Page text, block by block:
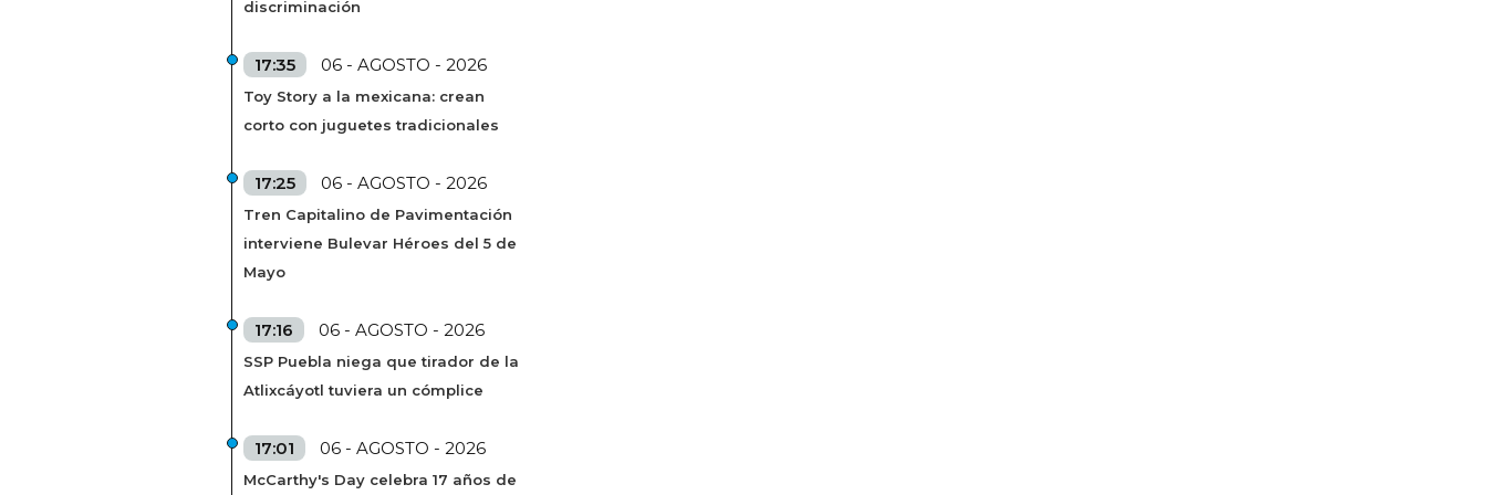
discriminación
17:35 06 - AGOSTO - 2026
Toy Story a la mexicana: crean
corto con juguetes tradicionales
17:25 06 - AGOSTO - 2026
Tren Capitalino de Pavimentación
interviene Bulevar Héroes del 5 de
Mayo
17:16 06 - AGOSTO - 2026
SSP Puebla niega que tirador de la
Atlixcáyotl tuviera un cómplice
17:01 06 - AGOSTO - 2026
McCarthy's Day celebra 17 años de